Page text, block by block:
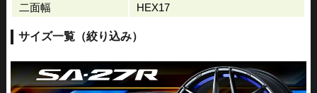
二面幅 HEX17
サイズ一覧（絞り込み）